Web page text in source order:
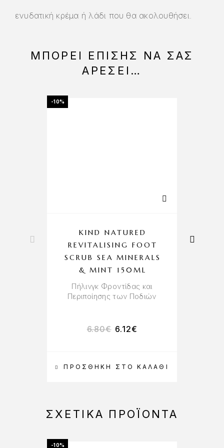
ενυδατική κρέμα ή λάδι που θα ακολουθήσει.
ΜΠΟΡΕΊ ΕΠΊΣΗΣ ΝΑ ΣΑΣ
ΑΡΈΣΕΙ…
-10%
ΠΡΟΣΘΉΚΗ ΣΤΟ ΚΑΛΆΘΙ
KIND NATURED
REVITALISING FOOT
SCRUB SEA MINERALS
& MINT 150ML
Πήλινγκ Φροντίδας και
Περιποίησης των Ποδιών
6.80€ 6.12€
ΣΧΕΤΙΚΆ ΠΡΟΪΌΝΤΑ
-10%